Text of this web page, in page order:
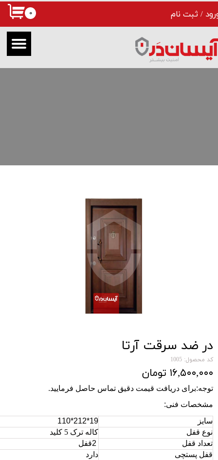
/ ثبت نام
حساب کاربری من
تغییر گذر واژه
سفارشات
۰
در ضد سرقت آرتا
کد محصول: 1005
۱۶,۵۰۰,۰۰۰ تومان
توجه:برای دریافت قیمت دقیق تماس حاصل فرمایید.
مشخصات فنی:
سایز
110*212*19
نوع قفل
کاله ترک 5 کلید
تعداد قفل
2قفل
قفل پستچی
دارد